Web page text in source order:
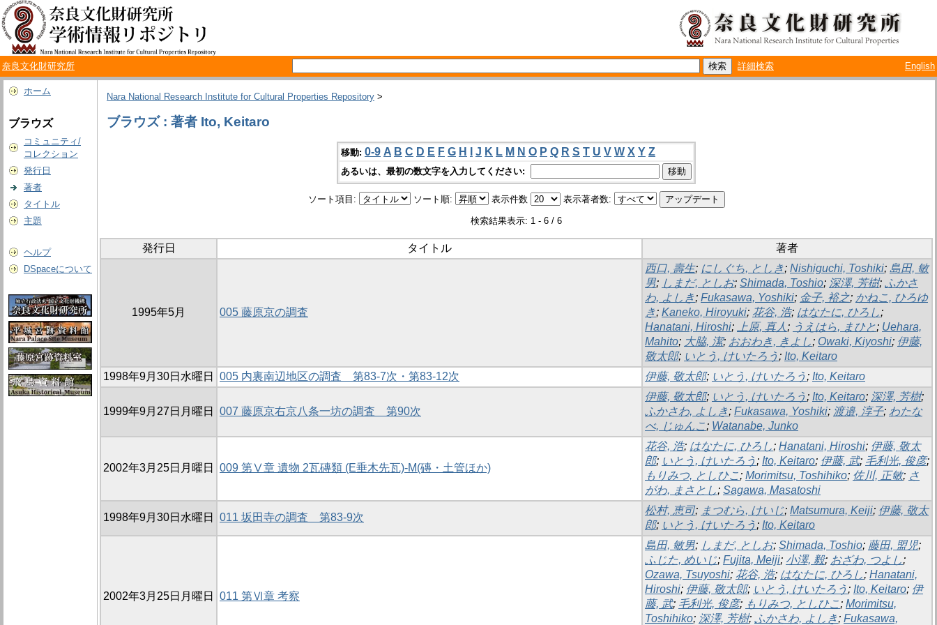
奈良文化財研究所 詳細検索 English
ホーム
ブラウズ
コミュニティ/
コレクション
発行日
著者
タイトル
主題
ヘルプ
DSpaceについて
Nara National Research Institute for Cultural Properties Repository >
ブラウズ : 著者 Ito, Keitaro
移動: 0-9 A B C D E F G H J K L M N O P Q R S T U V W X Y Z
あるいは、最初の数文字を入力してください:
ソート項目: ソート順: 表示件数 表示著者数:
検索結果表示: 1 - 6 / 6
発行日 タイトル 著者
1995年5月 005 藤原京の調査
西口, 壽生; にしぐち, としき; Nishiguchi, Toshiki; 島田, 敏
男; しまだ, としお; Shimada, Toshio; 深澤, 芳樹; ふかさ
わ, よしき; Fukasawa, Yoshiki; 金子, 裕之; かねこ, ひろゆ
き; Kaneko, Hiroyuki; 花谷, 浩; はなたに, ひろし;
Hanatani, Hiroshi; 上原, 真人 ; うえはら, まひと; Uehara,
Mahito; 大脇, 潔; おおわき, きよし; Owaki, Kiyoshi; 伊藤,
敬太郎; いとう, けいたろう ; Ito, Keitaro
1998年9月30日水曜日
005 内裏南辺地区の調査 第83-7次・第83-12次 伊藤, 敬太郎; いとう, けいたろう ; Ito, Keitaro
1999年9月27日月曜日 007 藤原京右京八条一坊の調査 第90次
伊藤, 敬太郎; いとう, けいたろう ; Ito, Keitaro; 深澤, 芳樹;
ふかさわ, よしき; Fukasawa, Yoshiki; 渡邉, 淳子; わたな
べ, じゅんこ; Watanabe, Junko
2002年3月25日月曜日 009 第Ⅴ章 遺物 2瓦磚類 (E垂木先瓦)-M(磚・土管ほか)
花谷, 浩; はなたに, ひろし; Hanatani, Hiroshi; 伊藤, 敬太
郎; いとう, けいたろう ; Ito, Keitaro; 伊藤, 武; 毛利光, 俊彦;
もりみつ, としひこ; Morimitsu, Toshihiko; 佐川, 正敏; さ
がわ, まさとし; Sagawa, Masatoshi
1998年9月30日水曜日 011 坂田寺の調査 第83-9次
松村, 恵司; まつむら, けいじ; Matsumura, Keiji; 伊藤, 敬太
郎; いとう, けいたろう ; Ito, Keitaro
2002年3月25日月曜日 011 第Ⅵ章 考察
島田, 敏男; しまだ, としお; Shimada, Toshio; 藤田, 盟児;
ふじた, めいじ; Fujita, Meiji; 小澤, 毅; おざわ, つよし;
Ozawa, Tsuyoshi; 花谷, 浩; はなたに, ひろし; Hanatani,
Hiroshi; 伊藤, 敬太郎; いとう, けいたろう ; Ito, Keitaro; 伊
藤, 武; 毛利光, 俊彦; もりみつ, としひこ; Morimitsu,
Toshihiko; 深澤, 芳樹; ふかさわ, よしき; Fukasawa,